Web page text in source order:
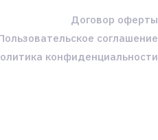
Договор оферты
соглашение
конфиденциальности